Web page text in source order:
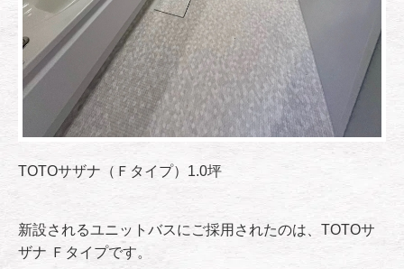
TOTOサザナ（Ｆタイプ）1.0坪
新設されるユニットバスにご採用されたのは、TOTOサ
ザナ Ｆタイプです。